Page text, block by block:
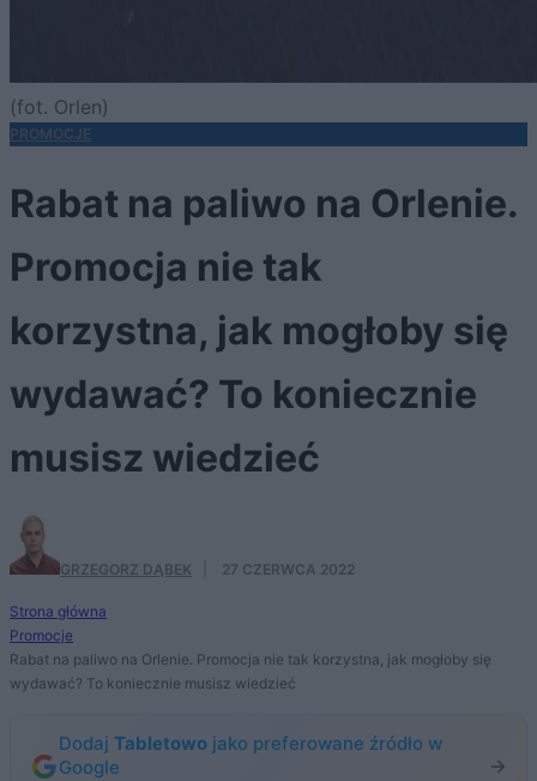
(fot. Orlen)
PROMOCJE
Rabat na paliwo na Orlenie.
Promocja nie tak
korzystna, jak mogłoby się
wydawać? To koniecznie
musisz wiedzieć
GRZEGORZ DĄBEK 27 CZERWCA 2022
Strona główna
Promocje
Rabat na paliwo na Orlenie. Promocja nie tak korzystna, jak mogłoby się
wydawać? To koniecznie musisz wiedzieć
Dodaj Tabletowo jako preferowane źródło w
Google